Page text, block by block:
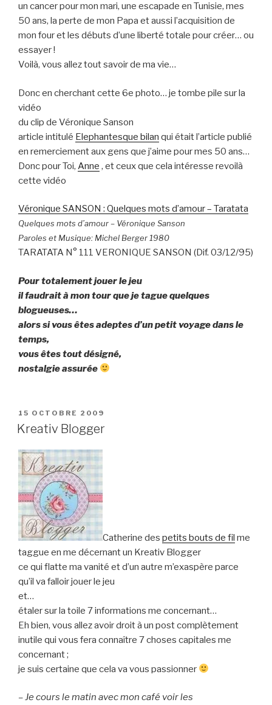
un cancer pour mon mari, une escapade en Tunisie, mes
50 ans, la perte de mon Papa et aussi l’acquisition de
mon four et les débuts d’une liberté totale pour créer… ou
essayer !
Voilà, vous allez tout savoir de ma vie…
Donc en cherchant cette 6e photo… je tombe pile sur la
vidéo
du clip de Véronique Sanson
article intitulé Elephantesque bilan qui était l’article publié
en remerciement aux gens que j’aime pour mes 50 ans…
Donc pour Toi, Anne , et ceux que cela intéresse revoilà
cette vidéo
Véronique SANSON : Quelques mots d’amour – Taratata
Quelques mots d’amour – Véronique Sanson
Paroles et Musique: Michel Berger 1980
TARATATA N° 111 VERONIQUE SANSON (Dif. 03/12/95)
Pour totalement jouer le jeu
il faudrait à mon tour que je tague quelques
blogueuses…
alors si vous êtes adeptes d’un petit voyage dans le
temps,
vous êtes tout désigné,
nostalgie assurée
PUBLIÉ
LE
15 OCTOBRE 2009
Kreativ Blogger
Catherine des petits bouts de fil me
taggue en me décernant un Kreativ Blogger
ce qui flatte ma vanité et d’un autre m’exaspère parce
qu’il va falloir jouer le jeu
et…
étaler sur la toile 7 informations me concernant…
Eh bien, vous allez avoir droit à un post complètement
inutile qui vous fera connaître 7 choses capitales me
concernant ;
je suis certaine que cela va vous passionner
– Je cours le matin avec mon café voir les